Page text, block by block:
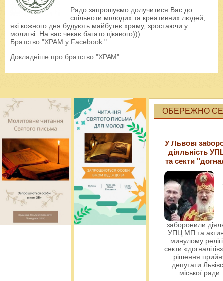
Радо запрошуємо долучитися Вас до
спільноти молодих та креативних людей,
які кожного дня будують майбутнє храму, зростаючи у
молитві. На вас чекає багато цікавого)))
Братство "ХРАМ у Facebook "
Докладніше про братство "ХРАМ"
ОБЕРЕЖНО
У Львові
діяльність
та секти
заборонили
УПЦ МП та
минулому
секти
рішення
депутати
міської ради